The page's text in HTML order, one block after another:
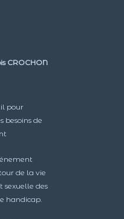
CROCHON
pour
besoins de
de la vie
sexuelle des
handicap.